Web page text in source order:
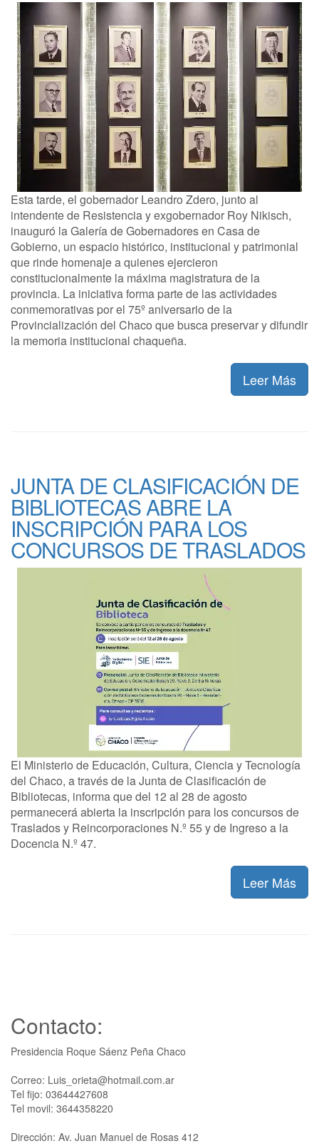
Esta tarde, el gobernador Leandro Zdero, junto al
intendente de Resistencia y exgobernador Roy Nikisch,
inauguró la Galería de Gobernadores en Casa de
Gobierno, un espacio histórico, institucional y patrimonial
que rinde homenaje a quienes ejercieron
constitucionalmente la máxima magistratura de la
provincia. La iniciativa forma parte de las actividades
conmemorativas por el 75º aniversario de la
Provincialización del Chaco que busca preservar y difundir
la memoria institucional chaqueña.
Leer Más
JUNTA DE CLASIFICACIÓN DE
BIBLIOTECAS ABRE LA
INSCRIPCIÓN PARA LOS
CONCURSOS DE TRASLADOS
El Ministerio de Educación, Cultura, Ciencia y Tecnología
del Chaco, a través de la Junta de Clasificación de
Bibliotecas, informa que del 12 al 28 de agosto
permanecerá abierta la inscripción para los concursos de
Traslados y Reincorporaciones N.º 55 y de Ingreso a la
Docencia N.º 47.
Leer Más
Contacto:
Presidencia Roque Sáenz Peña Chaco
Correo: Luis_orieta@hotmail.com.ar
Tel fijo: 03644427608
Tel movil: 3644358220
Dirección: Av. Juan Manuel de Rosas 412